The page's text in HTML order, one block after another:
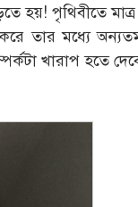
হয়! পৃথিবীতে
তার মধ্যে
খারাপ হতে